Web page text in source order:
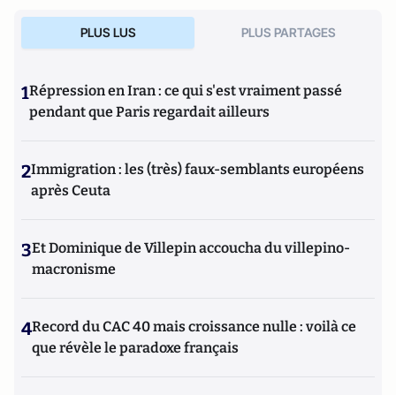
PLUS LUS PLUS PARTAGES
1Répression en Iran : ce qui s'est vraiment passé
pendant que Paris regardait ailleurs
2Immigration : les (très) faux-semblants européens
après Ceuta
3Et Dominique de Villepin accoucha du villepino-
macronisme
4Record du CAC 40 mais croissance nulle : voilà ce
que révèle le paradoxe français